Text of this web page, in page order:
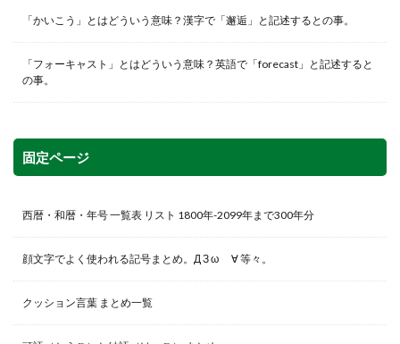
「かいこう」とはどういう意味？漢字で「邂逅」と記述するとの事。
「フォーキャスト」とはどういう意味？英語で「forecast」と記述すると
の事。
固定ページ
西暦・和暦・年号 一覧表 リスト 1800年-2099年まで300年分
顔文字でよく使われる記号まとめ。Д З ω ゞ∀ 等々。
クッション言葉 まとめ一覧